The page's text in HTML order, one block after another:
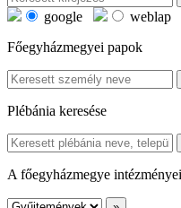
google
weblap
Főegyházmegyei papok
Plébánia keresése
A főegyházmegye intézményei